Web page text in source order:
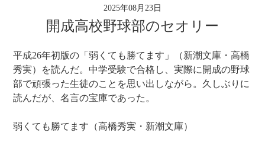
2025年08月23日
開成高校野球部のセオリー
平成26年初版の「弱くても勝てます」（新潮文庫・高橋
秀実）を読んだ。中学受験で合格し、実際に開成の野球
部で頑張った生徒のことを思い出しながら。久しぶりに
読んだが、名言の宝庫であった。
弱くても勝てます（高橋秀実・新潮文庫）